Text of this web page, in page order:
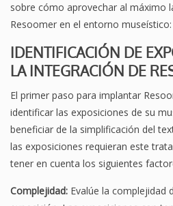
sobre cómo aprovechar al máximo
Resoomer en el entorno museístico:
IDENTIFICACIÓN DE
LA INTEGRACIÓN DE
El primer paso para implantar
identificar las exposiciones de su
beneficiar de la simplificación del
las exposiciones requieran este
tener en cuenta los siguientes
Complejidad: Evalúe la complejidad